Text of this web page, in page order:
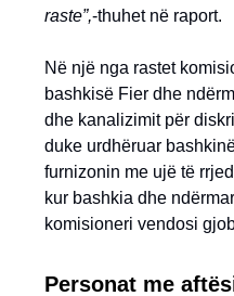
raste”,-thuhet në raport.
Në një nga rastet
bashkisë Fier dhe
dhe kanalizimit për
duke urdhëruar
furnizonin me ujë të
kur bashkia dhe
komisioneri vendosi
Personat me